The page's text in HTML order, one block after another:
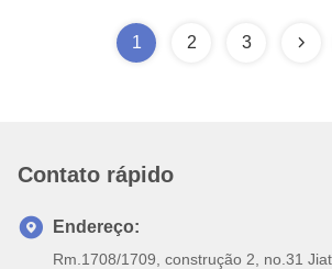
1 2 3
Contato rápido
Endereço:
Rm.1708/1709, construção 2, no.31